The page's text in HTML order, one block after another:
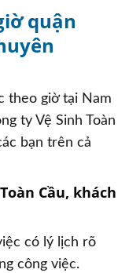
quận
theo giờ tại Nam
ty Vệ Sinh Toàn
bạn trên cả
Cầu, khách
có lý lịch rõ
công việc.